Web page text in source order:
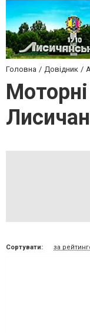
Головна Довідник
Сортувати: за